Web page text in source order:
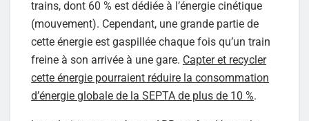
trains, dont 60 % est dédiée à l’énergie cinétique
(mouvement). Cependant, une grande partie de
cette énergie est gaspillée chaque fois qu’un train
freine à son arrivée à une gare. Capter et recycler
cette énergie pourraient réduire la consommation
d’énergie globale de la SEPTA de plus de 10 %.